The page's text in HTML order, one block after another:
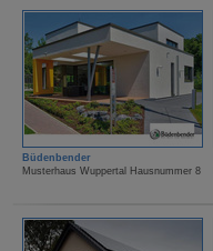
Büdenbender
Musterhaus Wuppertal Hausnummer 8